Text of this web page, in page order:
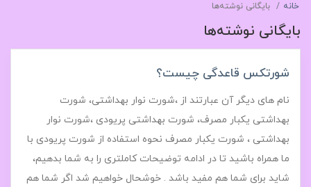
خانه بایگانی نوشته‌ها
بایگانی نوشته‌ها
شورتکس قاعدگی چیست؟
نام های دیگر آن عبارتند از ،شورت نوار بهداشتی، شورت
بهداشتی یکبار مصرف‬‎، شورت بهداشتی پریودی ،شورت نوار
بهداشتی‬ ، شورت یکبار مصرف‫ نحوه استفاده از شورت پریودی با
ما همراه باشید تا در ادامه توضیحات کاملتری را به شما بدهیم،
شاید برای شما هم مفید باشد . خوشحال خواهیم شد اگر شما هم